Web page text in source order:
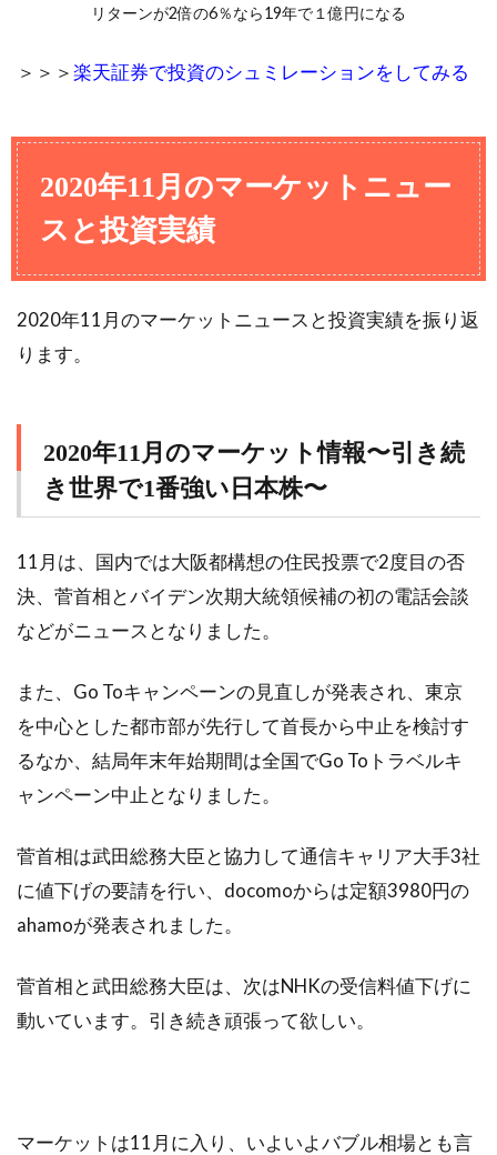
リターンが2倍の6％なら19年で１億円になる
＞＞＞楽天証券で投資のシュミレーションをしてみる
2020年11月のマーケットニュー
スと投資実績
2020年11月のマーケットニュースと投資実績を振り返
ります。
2020年11月のマーケット情報〜引き続
き世界で1番強い日本株〜
11月は、国内では大阪都構想の住民投票で2度目の否
決、菅首相とバイデン次期大統領候補の初の電話会談
などがニュースとなりました。
また、Go Toキャンペーンの見直しが発表され、東京
を中心とした都市部が先行して首長から中止を検討す
るなか、結局年末年始期間は全国でGo Toトラベルキ
ャンペーン中止となりました。
菅首相は武田総務大臣と協力して通信キャリア大手3社
に値下げの要請を行い、docomoからは定額3980円の
ahamoが発表されました。
菅首相と武田総務大臣は、次はNHKの受信料値下げに
動いています。引き続き頑張って欲しい。
マーケットは11月に入り、いよいよバブル相場とも言